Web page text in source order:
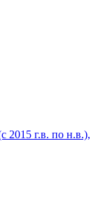
2015 г.в. по н.в.),